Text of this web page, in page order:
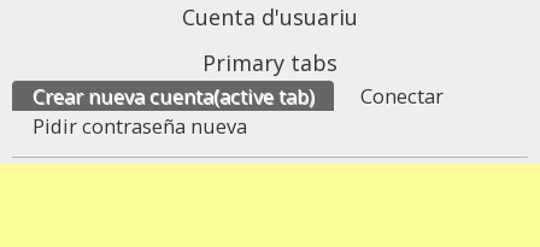
Cuenta d'usuariu
Primary tabs
Crear nueva cuenta(active tab)
Conectar
Pidir contraseña nueva